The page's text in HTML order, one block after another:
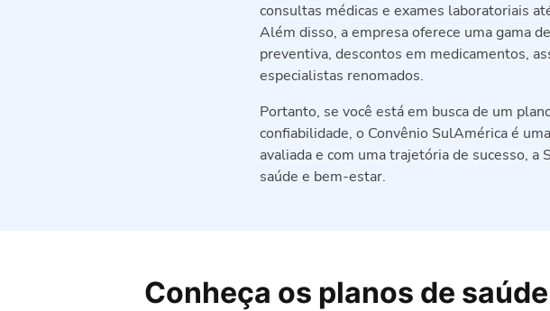
consultas médicas e exames laboratoriais
Além disso, a empresa oferece uma gama
preventiva, descontos em medicamentos,
especialistas renomados.
Portanto, se você está em busca de um
confiabilidade, o Convênio SulAmérica é uma
avaliada e com uma trajetória de sucesso, a
saúde e bem-estar.
Conheça os planos de